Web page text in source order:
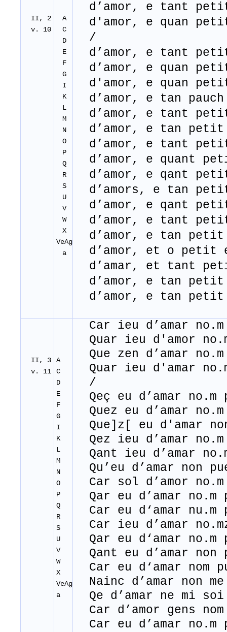
II, 2
v. 10
A
C
D
E
F
G
I
K
L
M
N
O
P
Q
R
S
U
V
W
X
VeAg
a
d’amor, e tant
d'amor, e quan
/
d’amor, e tant
d’amor, e quan
d'amor, e quan
d’amor, e tan
d’amor, e tant
d’amor, e tan
d’amor, e tant
d’amor, e quant
d’amor, e qant
d’amors, e tan
d’amor, e qant
d’amor, e tant
d’amor, e tan
d’amor, et o petit
d’amar, et tant
d’amor, e tan petit
d’amor, e tan
II, 3
v. 11
A
C
D
E
F
G
I
K
L
M
N
O
P
Q
R
S
U
V
W
X
VeAg
a
Car ieu d’amar
Quar ieu d'amor
Que zen d’amar
Quar ieu d'amar
/
Qeç eu d’amar no.m
Quez eu d’amar
Que]z[ eu d'amar
Qez ieu d’amar
Qant ieu d’amar
Qu’eu d’amar non
Car sol d’amor
Qar eu d’amar no.m
Car eu d‘amar nu.m
Car ieu d’amar
Qar eu d‘amar no.m
Qant eu d’amar non
Car eu d‘amar nom
Nainc d’amar non
Qe d’amar ne mi
Car d’amor gens
Car eu d’amar no.m